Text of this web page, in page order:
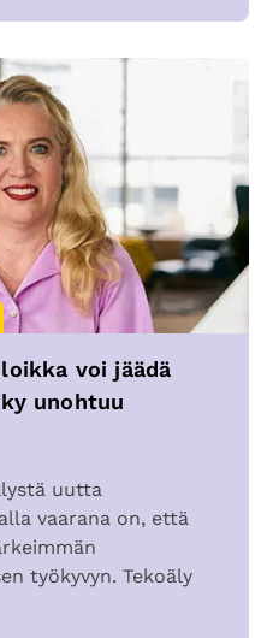
voi jäädä
unohtuu
uutta
vaarana on, että
työkyvyn. Tekoäly